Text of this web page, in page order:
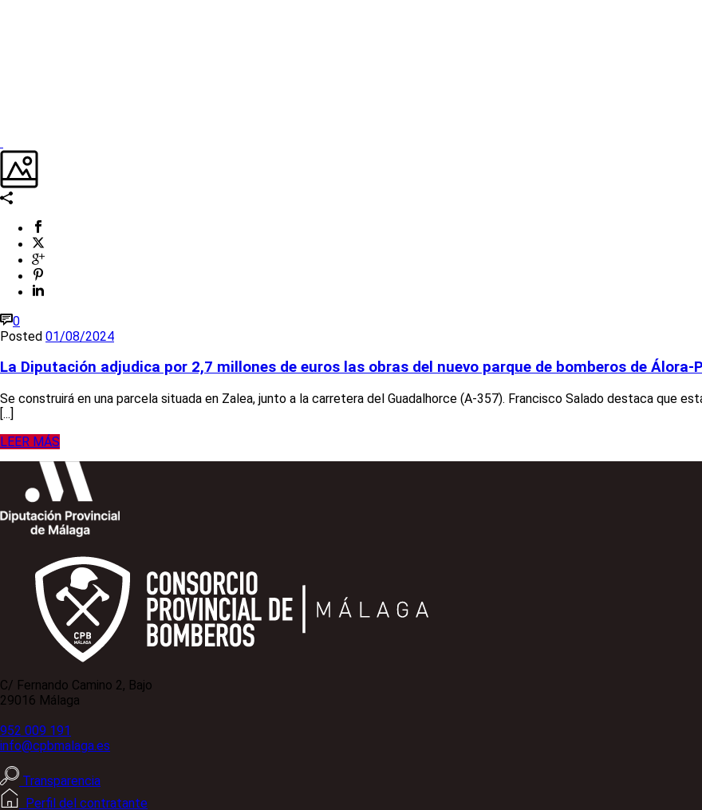
0
Posted 01/08/2024
La Diputación adjudica por 2,7 millones de euros las obras del nuevo parque de bomberos de Álora-
Se construirá en una parcela situada en Zalea, junto a la carretera del Guadalhorce (A-357). Francisco Salado destaca que
[...]
LEER MÁS
C/ Fernando Camino 2, Bajo
29016 Málaga
952 009 191
info@cpbmalaga.es
Transparencia
Perfil del contratante